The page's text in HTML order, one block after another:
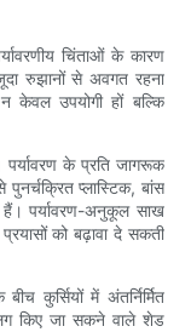
चिंताओं के कारण
रुझानों से अवगत रहना
उपयोगी हों बल्कि
के प्रति जागरूक
पुनर्चक्रित प्लास्टिक, बांस
पर्यावरण-अनुकूल साख
को बढ़ावा दे सकती
कुर्सियों में अंतर्निर्मित
किए जा सकने वाले शेड